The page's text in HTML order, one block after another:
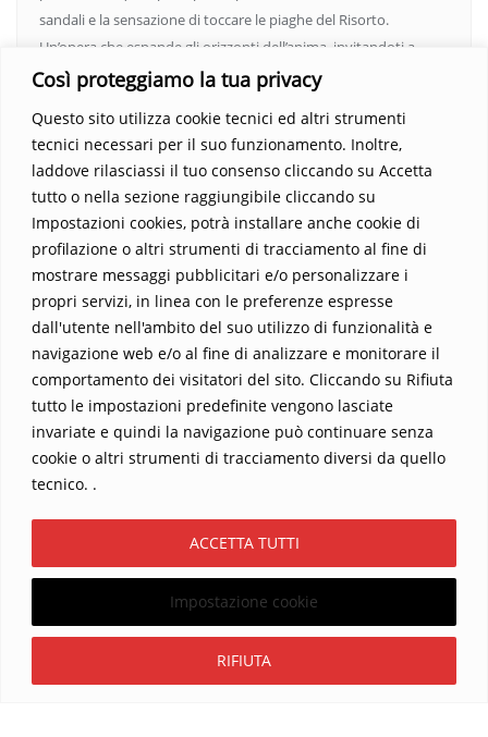
Così proteggiamo la tua privacy
Questo sito utilizza cookie tecnici ed altri strumenti
tecnici necessari per il suo funzionamento. Inoltre,
laddove rilasciassi il tuo consenso cliccando su Accetta
tutto o nella sezione raggiungibile cliccando su
Impostazioni cookies, potrà installare anche cookie di
profilazione o altri strumenti di tracciamento al fine di
mostrare messaggi pubblicitari e/o personalizzare i
propri servizi, in linea con le preferenze espresse
dall'utente nell'ambito del suo utilizzo di funzionalità e
navigazione web e/o al fine di analizzare e monitorare il
comportamento dei visitatori del sito. Cliccando su Rifiuta
tutto le impostazioni predefinite vengono lasciate
invariate e quindi la navigazione può continuare senza
cookie o altri strumenti di tracciamento diversi da quello
tecnico. .
Impostazione cookie
RIFIUTA
ACCETTA TUTTI
sandali e la sensazione di toccare le piaghe del Risorto.
Un’opera che espande gli orizzonti dell’anima, invitandoti a
vedere oltre i confini del conosciuto. Scopri un mondo in cui
indimenticabile.Non perdere l’occasione di immergerti in
questo viaggio straordinario. Acquista il libro e lascia che la
Parola trasformi la tua vita
Home Contatti
Sostieni La Buona Parola – dona 5 €, 10 €, 25 €… il tuo contributo
I viaggi dell’anima
Catechesi
Informativa Privacy
Copyright ©2026 La buona Parola . All rights reserved.
Powered byWordPress &Designed byBizberg Themes